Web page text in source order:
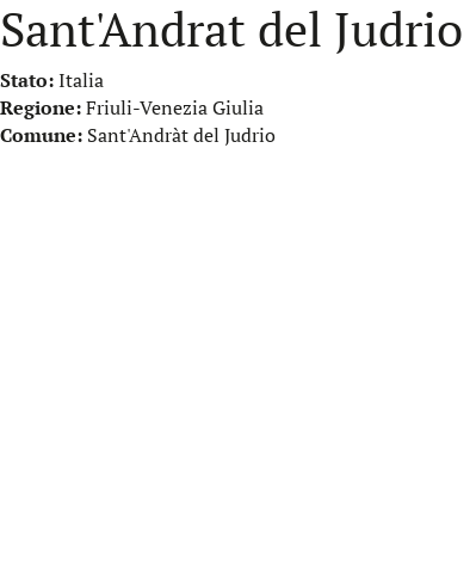
Sant'Andrat del Judrio
Stato:Italia
Regione:Friuli-Venezia Giulia
Comune: Sant'Andràt del Judrio